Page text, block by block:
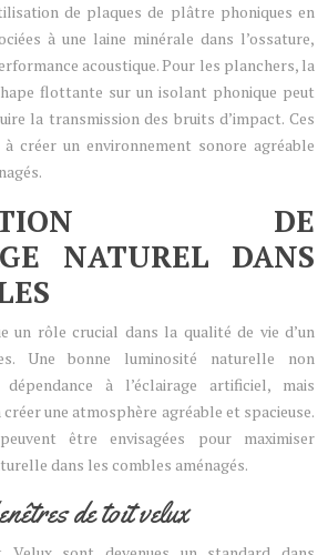
de plaques de plâtre phoniques en
à une laine minérale dans l’ossature,
acoustique. Pour les planchers, la
flottante sur un isolant phonique peut
la transmission des bruits d’impact. Ces
créer un environnement sonore agréable
DE
NATUREL DANS
un rôle crucial dans la qualité de vie d’un
Une bonne luminosité naturelle non
à l’éclairage artificiel, mais
une atmosphère agréable et spacieuse.
être envisagées pour maximiser
dans les combles aménagés.
de toit velux